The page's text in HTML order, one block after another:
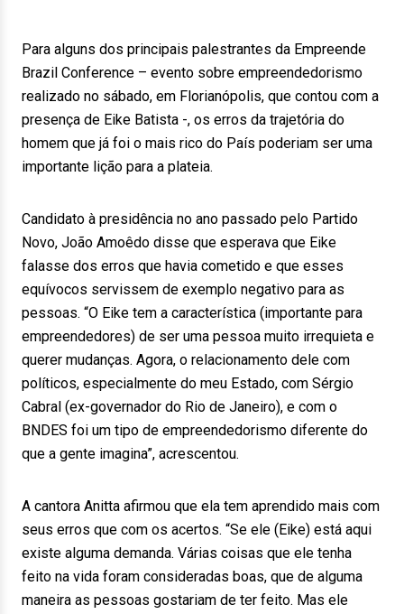
Para alguns dos principais palestrantes da Empreende
Brazil Conference – evento sobre empreendedorismo
realizado no sábado, em Florianópolis, que contou com a
presença de Eike Batista -, os erros da trajetória do
homem que já foi o mais rico do País poderiam ser uma
importante lição para a plateia.
Candidato à presidência no ano passado pelo Partido
Novo, João Amoêdo disse que esperava que Eike
falasse dos erros que havia cometido e que esses
equívocos servissem de exemplo negativo para as
pessoas. “O Eike tem a característica (importante para
empreendedores) de ser uma pessoa muito irrequieta e
querer mudanças. Agora, o relacionamento dele com
políticos, especialmente do meu Estado, com Sérgio
Cabral (ex-governador do Rio de Janeiro), e com o
BNDES foi um tipo de empreendedorismo diferente do
que a gente imagina”, acrescentou.
A cantora Anitta afirmou que ela tem aprendido mais com
seus erros que com os acertos. “Se ele (Eike) está aqui
existe alguma demanda. Várias coisas que ele tenha
feito na vida foram consideradas boas, que de alguma
maneira as pessoas gostariam de ter feito. Mas ele